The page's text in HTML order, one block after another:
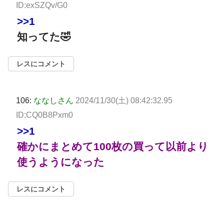
ID:exSZQv/G0
>>1
知ってた🤣
レスにコメント
106: ななしさん 2024/11/30(土) 08:42:32.95
ID:CQ0B8Pxm0
>>1
確かにまとめて100枚の買って以前より
使うようになった
レスにコメント